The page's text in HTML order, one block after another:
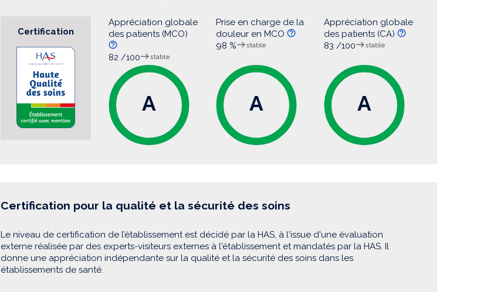
Certification
Appréciation globale
des patients (MCO)
82 /100 stable
A
Prise en charge de la
douleur en MCO
98 %
stable
A
Appréciation globale
des patients (CA)
83 /100
stable
A
Certification pour la qualité et la sécurité des soins
Le niveau de certification de l’établissement est décidé par la HAS, à l'issue d'une évaluation
externe réalisée par des experts-visiteurs externes à l'établissement et mandatés par la HAS. Il
donne une appréciation indépendante sur la qualité et la sécurité des soins dans les
établissements de santé.